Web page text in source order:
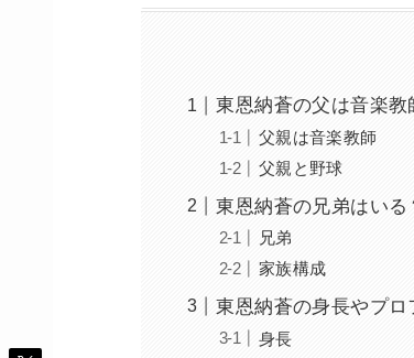
東恩納蒼の父は音楽教
父親は音楽教師
父親と野球
東恩納蒼の兄弟はいる
兄弟
家族構成
東恩納蒼の身長やプロ
身長